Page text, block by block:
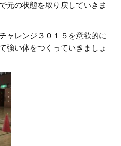
元の状態を取り戻していきま
ャレンジ３０１５を意欲的に
強い体をつくっていきましょ